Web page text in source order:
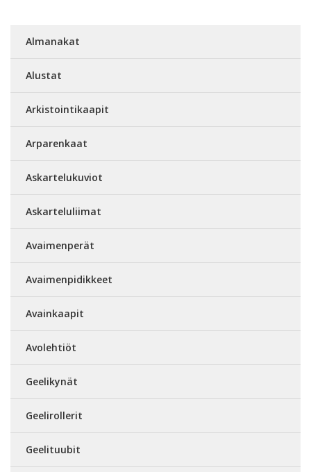
Almanakat
Alustat
Arkistointikaapit
Arparenkaat
Askartelukuviot
Askarteluliimat
Avaimenperät
Avaimenpidikkeet
Avainkaapit
Avolehtiöt
Geelikynät
Geelirollerit
Geelituubit